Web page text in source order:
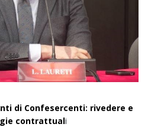
di Confesercenti: rivedere e
contrattuali